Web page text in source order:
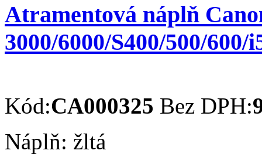
Atramentová náplň
3000/6000/S400/500/
Kód:CA000325 Bez DPH:
Náplň: žltá